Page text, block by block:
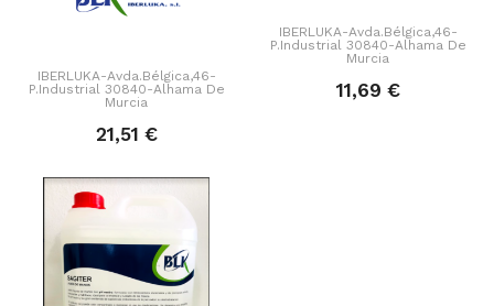
IBERLUKA-Avda.Bélgica,46-
P.Industrial 30840-Alhama De
Murcia
21,51 €
IBERLUKA-Avda.Bélgica,46-
P.Industrial 30840-Alhama De
Murcia
11,69 €